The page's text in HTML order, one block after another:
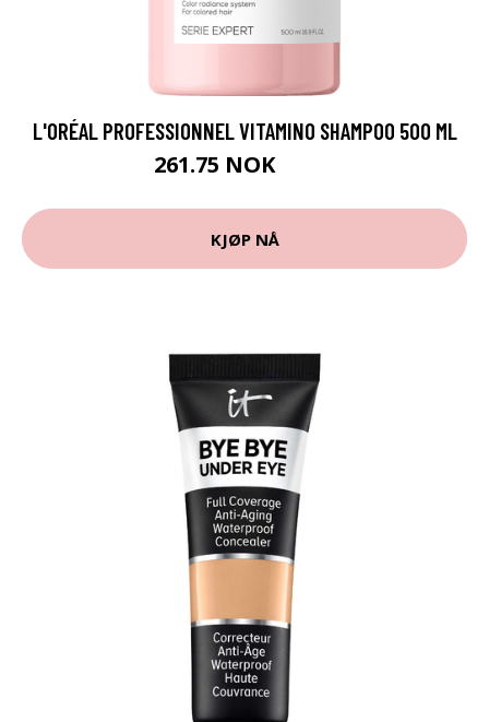
L'ORÉAL PROFESSIONNEL VITAMINO SHAMPOO 500 ML
261.75 NOK
KJØP NÅ